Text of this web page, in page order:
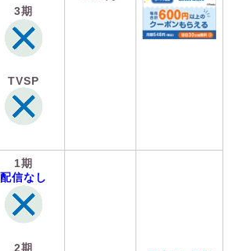
3期
TVSP
1期
配信なし
2期